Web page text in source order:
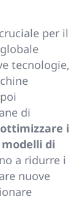
per il
tecnologie,
di
i
di
a ridurre i
nuove